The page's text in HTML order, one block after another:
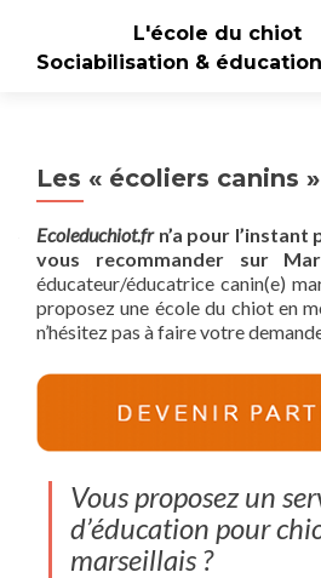
L'école du chiot
Sociabilisation &
Les « écoliers canins
Ecoleduchiot.frn’a pour l’instant
vous recommander sur
éducateur/éducatrice canin(e)
proposez une école du chiot en
n’hésitez pas à faire votre
Vous proposez un
d’éducation pour
marseillais ?